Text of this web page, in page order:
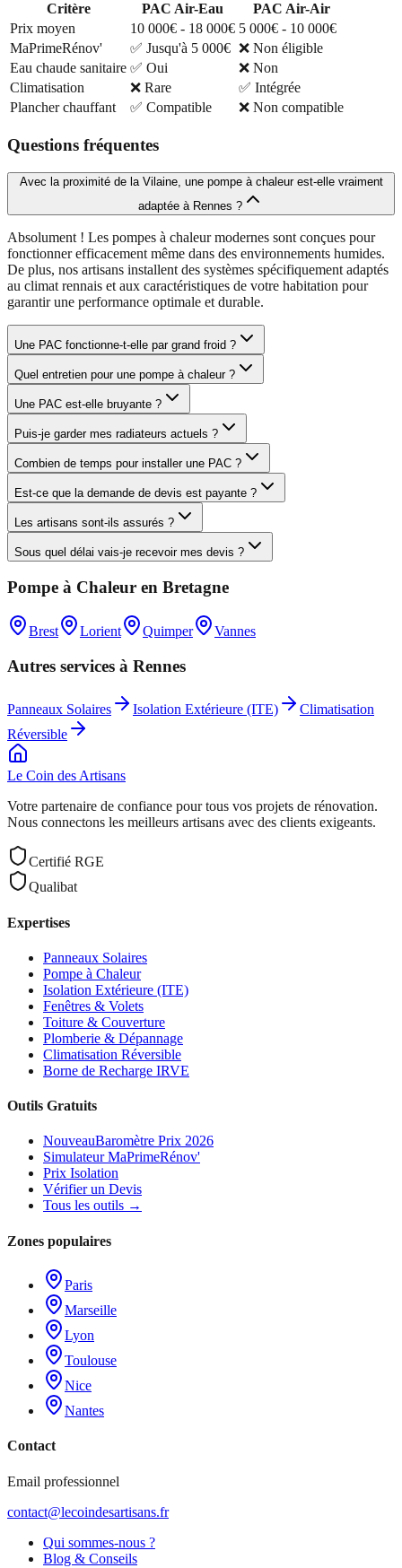
Critère PAC Air-Eau
PAC Air-Air
Prix moyen
10 000€ - 18 000€ 5 000€ - 10 000€
MaPrimeRénov'
✅ Jusqu'à 5 000€ ❌ Non éligible
Eau chaude sanitaire ✅ Oui
❌ Non
Climatisation
❌ Rare
✅ Intégrée
Plancher chauffant
✅ Compatible ❌ Non compatible
Questions fréquentes
Avec la proximité de la Vilaine, une pompe à chaleur est-elle vraiment
adaptée à Rennes ?
Absolument ! Les pompes à chaleur modernes sont conçues pour
fonctionner efficacement même dans des environnements humides.
De plus, nos artisans installent des systèmes spécifiquement adaptés
au climat rennais et aux caractéristiques de votre habitation pour
garantir une performance optimale et durable.
Une PAC fonctionne-t-elle par grand froid ?
Quel entretien pour une pompe à chaleur ?
Une PAC est-elle bruyante ?
Puis-je garder mes radiateurs actuels ?
Combien de temps pour installer une PAC ?
Est-ce que la demande de devis est payante ?
Les artisans sont-ils assurés ?
Sous quel délai vais-je recevoir mes devis ?
Pompe à Chaleur en Bretagne
Brest Lorient Quimper Vannes
Autres services à Rennes
Panneaux Solaires Isolation Extérieure (ITE)
Climatisation
Réversible
Le Coin desArtisans
Votre partenaire de confiance pour tous vos projets de rénovation.
Nous connectons les meilleurs artisans avec des clients exigeants.
Certifié RGE
Qualibat
Expertises
Panneaux Solaires
Pompe à Chaleur
Isolation Extérieure (ITE)
Fenêtres & Volets
Toiture & Couverture
Plomberie & Dépannage
Climatisation Réversible
Borne de Recharge IRVE
Outils Gratuits
NouveauBaromètre Prix 2026
Simulateur MaPrimeRénov'
Prix Isolation
Vérifier un Devis
Tous les outils →
Zones populaires
Paris
Marseille
Lyon
Toulouse
Nice
Nantes
Contact
Email professionnel
contact@lecoindesartisans.fr
Qui sommes-nous ?
Blog & Conseils